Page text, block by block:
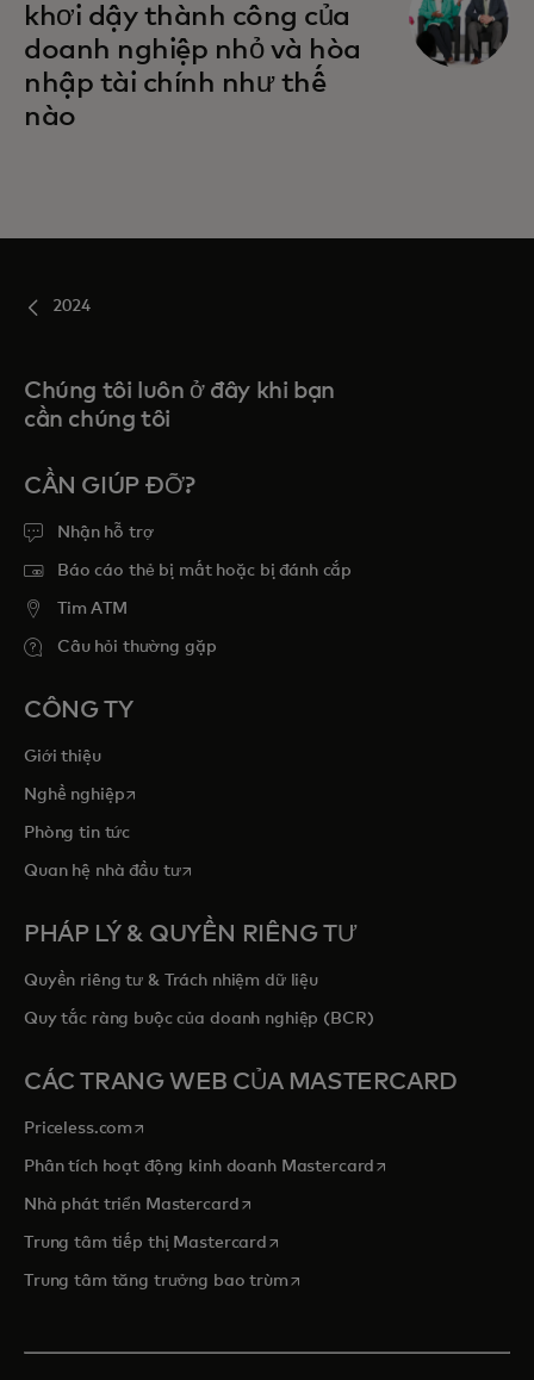
khơi dậy thành công của
doanh nghiệp nhỏ và hòa
nhập tài chính như thế
nào
2024
Chúng tôi luôn ở đây khi bạn
cần chúng tôi
CẦN GIÚP ĐỠ?
Nhận hỗ trợ
Báo cáo thẻ bị mất hoặc bị đánh cắp
Tim ATM
Câu hỏi thường gặp
CÔNG TY
Giới thiệu
Nghề nghiệpopens in a new tab
Phòng tin tức
Quan hệ nhà đầu tưopens in a new tab
PHÁP LÝ & QUYỀN RIÊNG TƯ
Quyền riêng tư & Trách nhiệm dữ liệu
Quy tắc ràng buộc của doanh nghiệp (BCR)
CÁC TRANG WEB CỦA MASTERCARD
Priceless.com opens in a new tab
Phân tích hoạt động kinh doanh Mastercard opens in a new tab
Nhà phát triển Mastercardopens in a new tab
Trung tâm tiếp thị Mastercardopens in a new tab
Trung tâm tăng trưởng bao trùmopens in a new tab